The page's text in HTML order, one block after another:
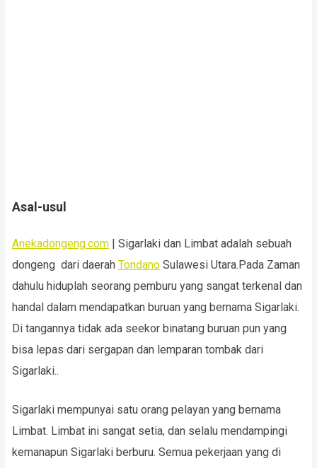
Asal-usul
Anekadongeng.com| Sigarlaki dan Limbat adalah sebuah
dongeng dari daerah TondanoSulawesi Utara.Pada Zaman
dahulu hiduplah seorang pemburu yang sangat terkenal dan
handal dalam mendapatkan buruan yang bernama Sigarlaki.
Di tangannya tidak ada seekor binatang buruan pun yang
bisa lepas dari sergapan dan lemparan tombak dari
Sigarlaki..
Sigarlaki mempunyai satu orang pelayan yang bernama
Limbat. Limbat ini sangat setia, dan selalu mendampingi
kemanapun Sigarlaki berburu. Semua pekerjaan yang di